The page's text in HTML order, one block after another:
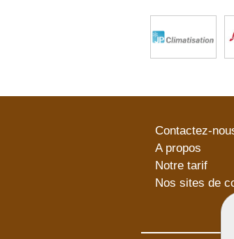
Contactez-
A propos
Notre tarif
Nos sites de